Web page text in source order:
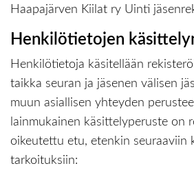
Haapajärven Kiilat ry Uinti
Henkilötietojen
Henkilötietoja käsitellään
taikka seuran ja jäsenen välisen
muun asiallisen yhteyden
lainmukainen käsittelyperuste on
oikeutettu etu, etenkin seuraaviin
tarkoituksiin: